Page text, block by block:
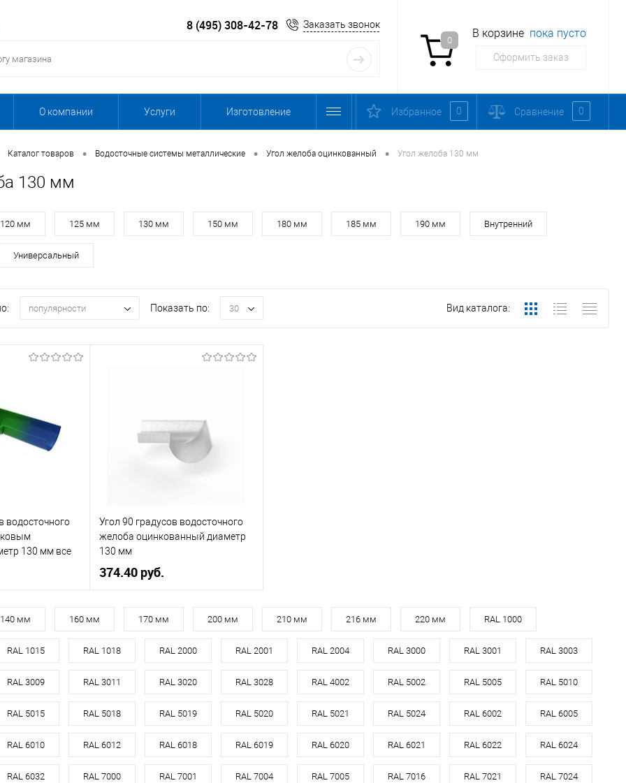
8 (495) 308-42-78 Заказать звонок
0
В корзине пока пусто
Оформить заказ
О компании Услуги Изготовление Избранное 0 Сравнение 0
Каталог товаров • Водосточные системы металлические • Угол желоба оцинкованный • Угол желоба 130 мм
130 мм
120 мм 125 мм 130 мм 150 мм 180 мм 185 мм 190 мм Внутренний
Универсальный
популярности Показать по: 30 Вид каталога:
водосточного
130 мм все
130
сталь с
порошковым
покрытием
все оттенки RAL
все цвета RAL
Угол 90 градусов водосточного
желоба оцинкованный диаметр
130 мм
374.40 руб.
Диаметр, мм 130
Материал оцинкованная сталь
Оттенок светло-серый
Цвет цинк
В корзину
Купить в 1 клик
Сравнение
140 мм 160 мм 170 мм 200 мм 210 мм 216 мм 220 мм RAL 1000
RAL 1015 RAL 1018 RAL 2000 RAL 2001 RAL 2004 RAL 3000 RAL 3001 RAL 3003
RAL 3009 RAL 3011 RAL 3020 RAL 3028 RAL 4002 RAL 5002 RAL 5005 RAL 5010
RAL 5015 RAL 5018 RAL 5019 RAL 5020 RAL 5021 RAL 5024 RAL 6002 RAL 6005
RAL 6010 RAL 6012 RAL 6018 RAL 6019 RAL 6020 RAL 6021 RAL 6022 RAL 6024
RAL 6032 RAL 7000 RAL 7001 RAL 7004 RAL 7005 RAL 7016 RAL 7021 RAL 7024